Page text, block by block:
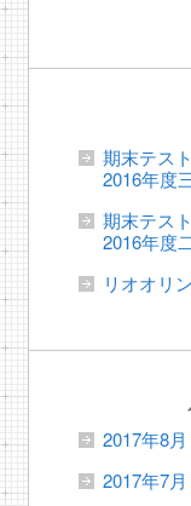
期末テス
2016年度
期末テス
2016年度
リオオリ
2017年8月
2017年7月